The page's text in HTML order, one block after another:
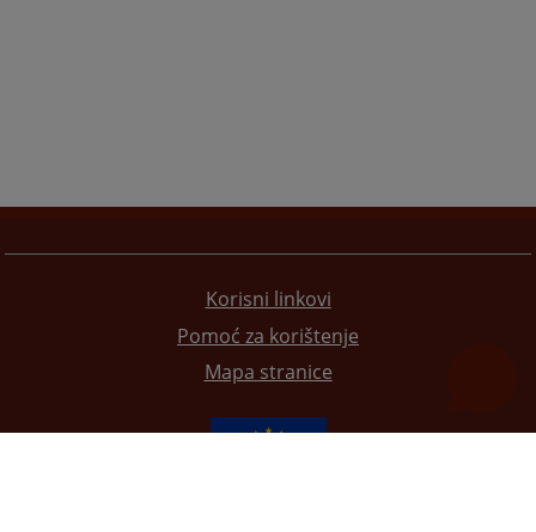
Korisni linkovi
Pomoć za korištenje
Mapa stranice